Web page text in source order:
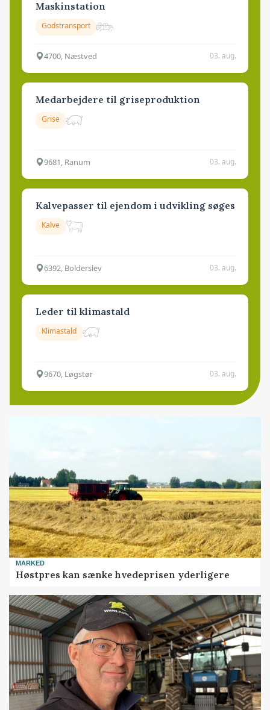
Maskinstation
Godstransport
4700, Næstved 03. aug.
Medarbejdere til griseproduktion
Grise
9681, Ranum 03. aug.
Kalvepasser til ejendom i udvikling søges
Kalve
6392, Bolderslev 03. aug.
Leder til klimastald
Klimastald
9670, Løgstør 03. aug.
MARKED
Høstpres kan sænke hvedeprisen yderligere